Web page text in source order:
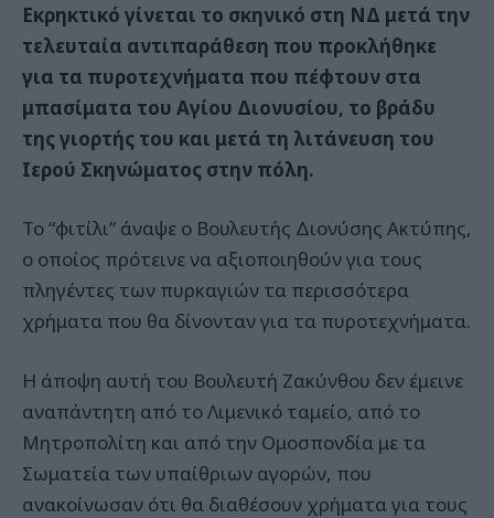
Εκρηκτικό γίνεται το σκηνικό στη ΝΔ μετά την
τελευταία αντιπαράθεση που προκλήθηκε
για τα πυροτεχνήματα που πέφτουν στα
μπασίματα του Αγίου Διονυσίου, το βράδυ
της γιορτής του και μετά τη λιτάνευση του
Ιερού Σκηνώματος στην πόλη.
Το “φιτίλι” άναψε ο Βουλευτής Διονύσης Ακτύπης,
ο οποίος πρότεινε να αξιοποιηθούν για τους
πληγέντες των πυρκαγιών τα περισσότερα
χρήματα που θα δίνονταν για τα πυροτεχνήματα.
Η άποψη αυτή του Βουλευτή Ζακύνθου δεν έμεινε
αναπάντητη από το Λιμενικό ταμείο, από το
Μητροπολίτη και από την Ομοσπονδία με τα
Σωματεία των υπαίθριων αγορών, που
ανακοίνωσαν ότι θα διαθέσουν χρήματα για τους